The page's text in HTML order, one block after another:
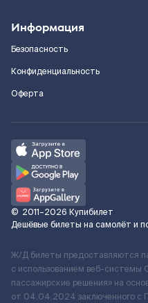
Информация
Безопасность
Конфиденциальность
Оферта
© 2011–2026 Купибилет
Дешёвые билеты на самолёт и
Ж/Д билеты предоставляются
с использованием веб-
пассажирские решения» на
от 04.04.2024 заключенного с